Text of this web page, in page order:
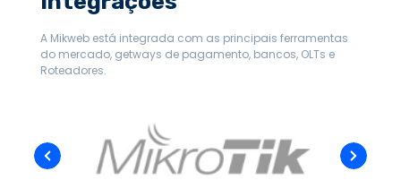
A Mikweb está integrada com as principais ferramentas
do mercado, getways de pagamento, bancos, OLTs e
Roteadores.